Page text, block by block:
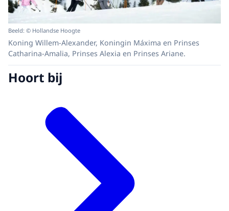
Beeld: © Hollandse Hoogte
Koning Willem-Alexander, Koningin Máxima en Prinses
Catharina-Amalia, Prinses Alexia en Prinses Ariane.
Hoort bij